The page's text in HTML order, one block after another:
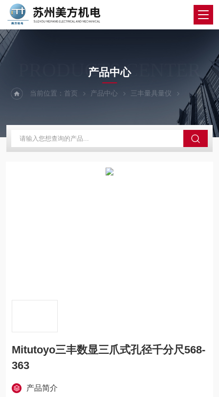
PRODUCTS CENTER
产品中心
当前位置：首页 产品中心 三丰量具量仪 三丰孔径
Mitutoyo三丰数显三爪式孔径千分尺568-
363
产品简介